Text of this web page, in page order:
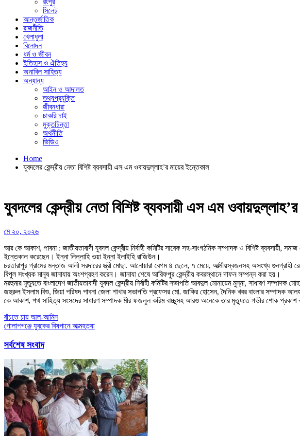
রংপুর
সিলেট
আন্তর্জাতিক
রাজনীতি
খেলাধুলা
বিনোদন
ধর্ম ও জীবন
ইতিহাস ও ঐতিহ্য
অনাবিল সাহিত্য
অন্যান্য
আইন ও আদালত
তথ্যপ্রযুক্তি
জীবনধারা
চাকরি চাই
মুক্তচিন্তা
অর্থনীতি
ভিডিও
Home
যুবদলের কেন্দ্রীয় নেতা বিশিষ্ট ব্যবসায়ী এস এম ওবায়দুল্লাহ’র মায়ের ইন্তেকাল
যুবদলের কেন্দ্রীয় নেতা বিশিষ্ট ব্যবসায়ী এস এম
মে ২০, ২০২৬
আর কে আকাশ, পাবনা : জাতীয়তাবাদী যুবদল কেন্দ্রীয় নির্বাহী কমিটির সাবেক সহ-সাংগঠনিক সম্পাদক ও বিশিষ্ট ব্যবসায়ী,
ইন্তেকাল করেছেন। ইন্না লিল্লাহি ওয়া ইন্না ইলাইহি রাজিউন।
চরতারাপুর গ্রামের মন্তাজ আলী সরদারের স্ত্রী মোছা. আনোয়ারা বেগম ৪ ছেলে, ৭ মেয়ে, আত্মীয়স্বজনসহ অসংখ্য গুনগ্রাহী
বিপুল সংখ্যক মানুষ জানাযায় অংশগ্রহণ করেন। জানাযা শেষে আরিফপুর কেন্দ্রীয় কবরস্থানে দাফন সম্পন্ন করা হয়।
মরহুমার মুত্যুতে বাংলাদেশ জাতীয়তাবাদী যুবদল কেন্দ্রীয় নির্বাহী কমিটির সভাপতি আবদুল মোনায়েম মুন্না, সাধারণ
জহুরুল ইসলাম বিশু, জিয়া পরিষদ পাবনা জেলা শাখার সভাপতি প্রফেসর মো. জাকির হোসেন, দৈনিক খবর বাংলার সম্পাদক
কে আকাশ, পথ সাহিত্য সংসদের সাধারণ সম্পাদক মীর ফজলুল করিম বাচ্চুসহ আরও অনেকে তার মৃত্যুতে গভীর শোক প্রকাশ
Post
navigation
বাঁচতে চায় আল-আমিন
গোলাপগঞ্জে যুবকের বিষপানে আত্মহত্যা
সর্বশেষ সংবাদ